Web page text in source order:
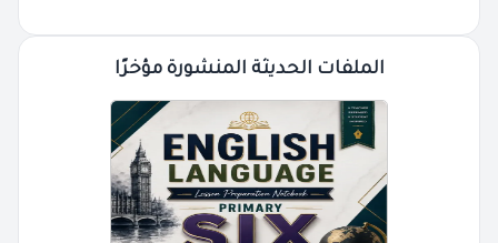
الملفات الحديثة المنشورة مؤخرًا